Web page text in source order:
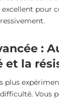
pour
:
et la
plus
Vous